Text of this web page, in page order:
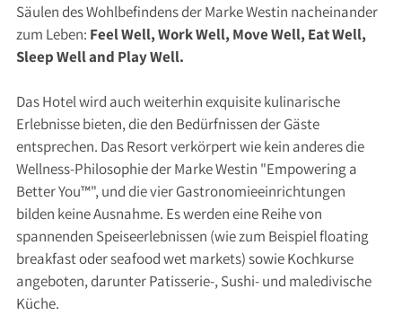
Säulen des Wohlbefindens der Marke Westin nacheinander
zum Leben: Feel Well, Work Well, Move Well, Eat Well,
Sleep Well and Play Well.
Das Hotel wird auch weiterhin exquisite kulinarische
Erlebnisse bieten, die den Bedürfnissen der Gäste
entsprechen. Das Resort verkörpert wie kein anderes die
Wellness-Philosophie der Marke Westin "Empowering a
Better You™", und die vier Gastronomieeinrichtungen
bilden keine Ausnahme. Es werden eine Reihe von
spannenden Speiseerlebnissen (wie zum Beispiel floating
breakfast oder seafood wet markets) sowie Kochkurse
angeboten, darunter Patisserie-, Sushi- und maledivische
Küche.